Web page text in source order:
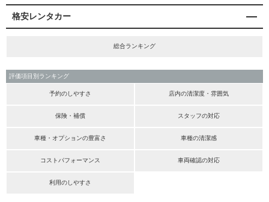
格安レンタカー
総合ランキング
評価項目別ランキング
予約のしやすさ 店内の清潔度・雰囲気
保険・補償 スタッフの対応
車種・オプションの豊富さ 車種の清潔感
コストパフォーマンス 車両確認の対応
利用のしやすさ